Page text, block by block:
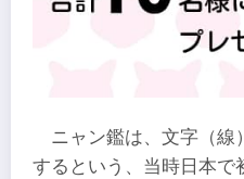
ニャン鑑は、文字（線
するという、当時日本で